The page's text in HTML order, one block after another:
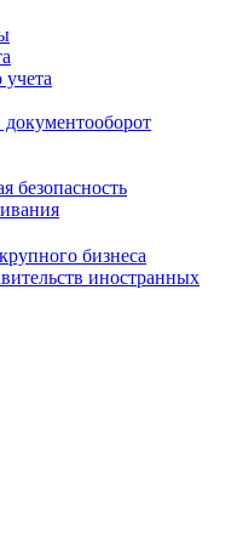
учета
безопасность
бизнеса
иностранных